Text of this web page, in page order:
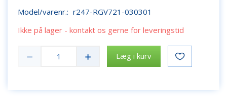
Model/varenr.: r247-RGV721-030301
Ikke på lager - kontakt os gerne for leveringstid
Læg i kurv